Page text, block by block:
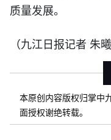
质量发展。
（九江日报记者 朱
本原创内容版权归掌中
面授权谢绝转载。